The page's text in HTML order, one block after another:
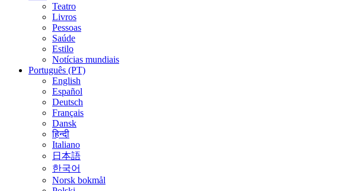
Teatro
Livros
Pessoas
Saúde
Estilo
Notícias mundiais
Português (PT)
English
Español
Deutsch
Français
Dansk
हिन्दी
Italiano
日本語
한국어
Norsk bokmål